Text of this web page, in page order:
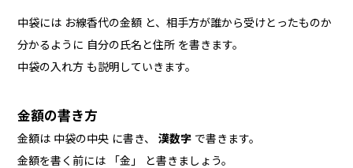
中袋には お線香代の金額 と、相手方が誰から受けとったものか
分かるように 自分の氏名と住所 を書きます。
中袋の入れ方 も説明していきます。
金額の書き方
金額は 中袋の中央 に書き、漢数字 で書きます。
金額を書く前には 「金」 と書きましょう。